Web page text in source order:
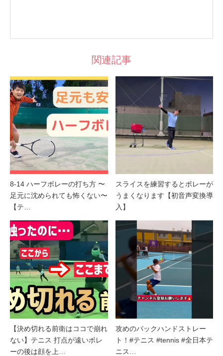
関連記事
8-14 ハーフボレーの打ち方 〜
足元に沈められても怖くない〜
【テ…
スライスを練習するとボレーが
うまくなります【初音声変換導
入】
【決め切れる前衛はココで崩れ
ない】テニス 打点が遠いボレ
ーの後は顔を上…
攻めのバックハンドストレー
ト！#テニス #tennis #全日本テ
ニス…